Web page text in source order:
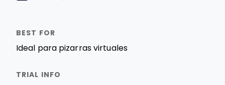
Ideal para pizarras virtuales